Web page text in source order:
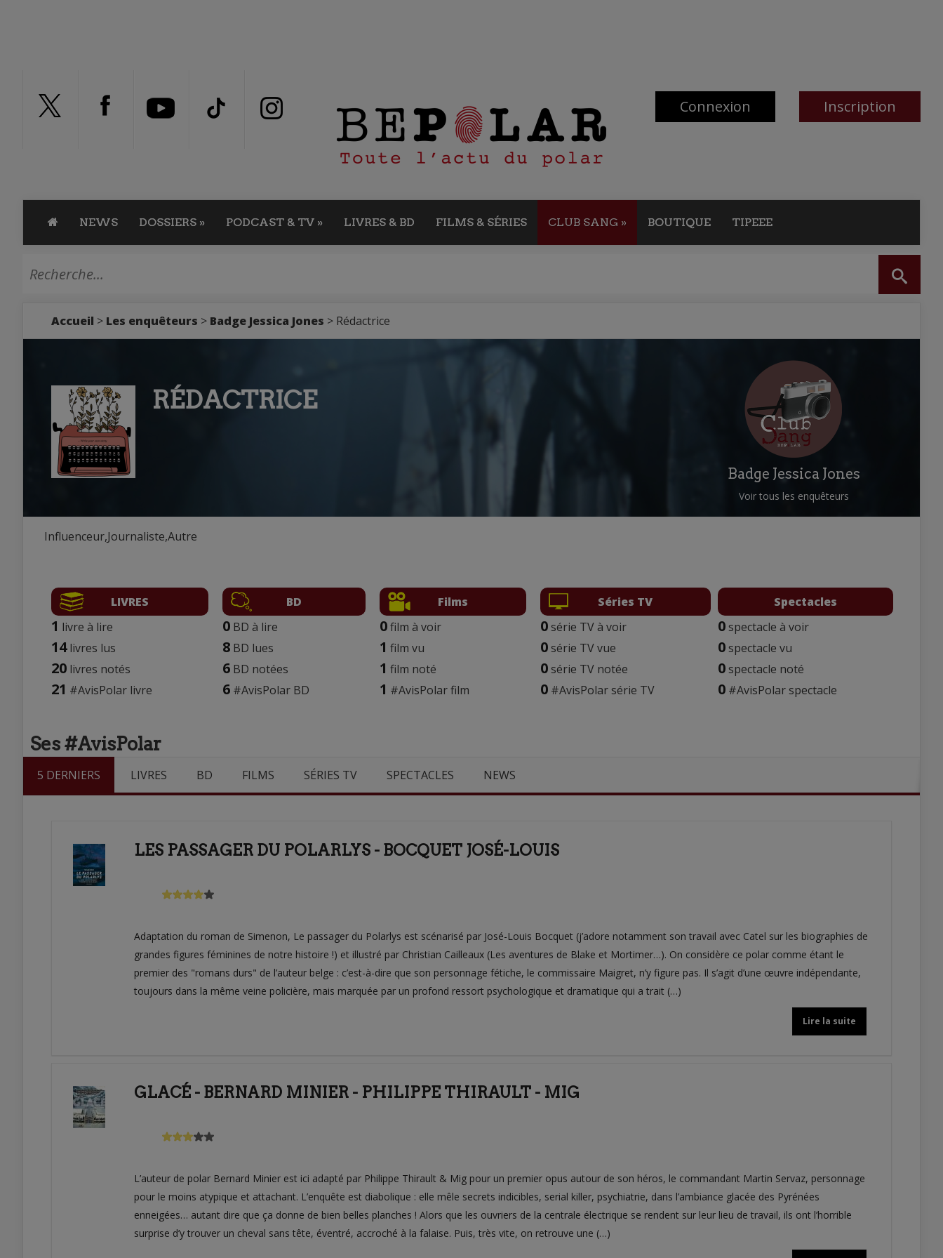
Connexion Inscription
NEWS DOSSIERS » PODCAST & TV » LIVRES & BD FILMS & SÉRIES CLUB SANG » BOUTIQUE TIPEEE
Accueil > Les enquêteurs > Badge Jessica Jones > Rédactrice
RÉDACTRICE
Badge Jessica Jones
Voir tous les enquêteurs
Influenceur,Journaliste,Autre
LIVRES
1 livre à lire
14livres lus
20 livres notés
21 #AvisPolar livre
BD
0 BD à lire
8 BD lues
6 BD notées
6 #AvisPolar BD
Films
0film à voir
1 film vu
1 film noté
1 #AvisPolar film
Séries TV
0série TV à voir
0série TV vue
0série TV notée
0#AvisPolar série TV
Spectacles
0spectacle à voir
0spectacle vu
0spectacle noté
0#AvisPolar spectacle
Ses #AvisPolar
5 DERNIERS LIVRES BD FILMS SÉRIES TV SPECTACLES NEWS
LES PASSAGER DU POLARLYS - BOCQUET JOSÉ-LOUIS
Adaptation du roman de Simenon, Le passager du Polarlys est scénarisé par José-Louis Bocquet (j’adore notamment son travail avec Catel sur les biographies de
grandes figures féminines de notre histoire !) et illustré par Christian Cailleaux (Les aventures de Blake et Mortimer…). On considère ce polar comme étant le
premier des "romans durs" de l’auteur belge : c’est-à-dire que son personnage fétiche, le commissaire Maigret, n’y figure pas. Il s’agit d’une œuvre indépendante,
toujours dans la même veine policière, mais marquée par un profond ressort psychologique et dramatique qui a trait (…)
Lire la suite
GLACÉ - BERNARD MINIER - PHILIPPE THIRAULT - MIG
L’auteur de polar Bernard Minier est ici adapté par Philippe Thirault & Mig pour un premier opus autour de son héros, le commandant Martin Servaz, personnage
pour le moins atypique et attachant. L’enquête est diabolique : elle mêle secrets indicibles, serial killer, psychiatrie, dans l’ambiance glacée des Pyrénées
enneigées… autant dire que ça donne de bien belles planches ! Alors que les ouvriers de la centrale électrique se rendent sur leur lieu de travail, ils ont l’horrible
surprise d’y trouver un cheval sans tête, éventré, accroché à la falaise. Puis, très vite, on retrouve une (…)